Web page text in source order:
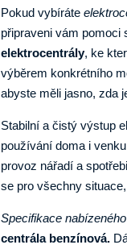
Pokud vybíráte
připraveni vám pomoci
elektrocentrály, ke
výběrem konkrétního
abyste měli jasno, zda
Stabilní a čistý výstup
používání doma i
provoz nářadí a
se pro všechny
Specifikace
centrála benzínová.